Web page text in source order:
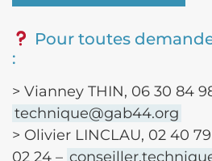
Pour toutes
:
> Vianney THIN, 06 30 84
technique@gab44.org
> Olivier LINCLAU, 02 40
02 24 –